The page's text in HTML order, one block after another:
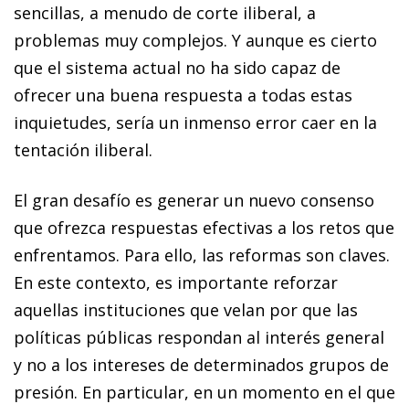
sencillas, a menudo de corte iliberal, a
problemas muy complejos. Y aunque es cierto
que el sistema actual no ha sido capaz de
ofrecer una buena respuesta a todas estas
inquietudes, sería un inmenso error caer en la
tentación iliberal.
El gran desafío es generar un nuevo consenso
que ofrezca respuestas efectivas a los retos que
enfrentamos. Para ello, las reformas son claves.
En este contexto, es importante reforzar
aquellas instituciones que velan por que las
políticas públicas respondan al interés general
y no a los intereses de determinados grupos de
presión. En particular, en un momento en el que